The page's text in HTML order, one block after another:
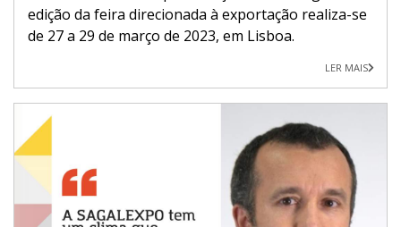
edição da feira direcionada à exportação realiza-se
de 27 a 29 de março de 2023, em Lisboa.
LER MAIS